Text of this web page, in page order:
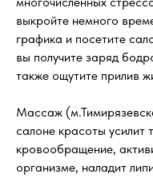
выкройте немного
графика и посетите
вы получите заряд
также ощутите прилив
Массаж
салоне красоты усилит
кровообращение,
организме, наладит